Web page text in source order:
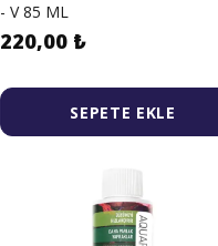
- V 85 ML
220,00 ₺
SEPETE EKLE